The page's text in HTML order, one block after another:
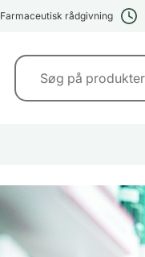
Farmaceutisk rådgivning